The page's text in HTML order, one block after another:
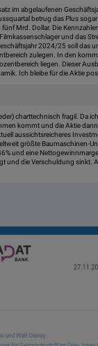
im abgelaufenen
betrug das Plus
Mrd. Dollar. Die
und das
2024/25 soll das
zulegen. In den
liegen. Dieser
Ich bleibe für die Aktie
charttechnisch fragil. Da
kommt und die Aktie
aussichtsreicheres
größte Baumaschinen-
und eine
und die Verschuldung sinkt.